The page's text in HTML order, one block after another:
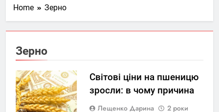
Home Зерно
Зерно
Світові ціни на пшеницю
зросли: в чому причина
Лещенко Дарина
2 роки